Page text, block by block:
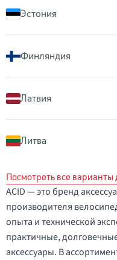
Эстония
Финляндия
Латвия
Литва
Посмотреть все варианты
ACID — это бренд
производителя
опыта и технической
практичные,
аксессуары. В